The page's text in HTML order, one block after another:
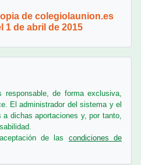
de colegiolaunion.es
1 de abril de 2015
responsable, de forma exclusiva,
El administrador del sistema y el
dichas aportaciones y, por tanto,
de las condiciones de